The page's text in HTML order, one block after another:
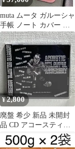
muta ムータ ガルーシャ
手帳 ノート カバー リ
スティ トラベラーズノ
ート
¥2,800
廃盤 希少 新品 未開封
品 CD アコースティッ
ク不法集会 KENZI &
THE TRIPS ケンヂ ア